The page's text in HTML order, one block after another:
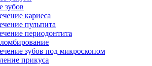
зубов
кариеса
пульпита
периодонтита
зубов под микроскопом
прикуса